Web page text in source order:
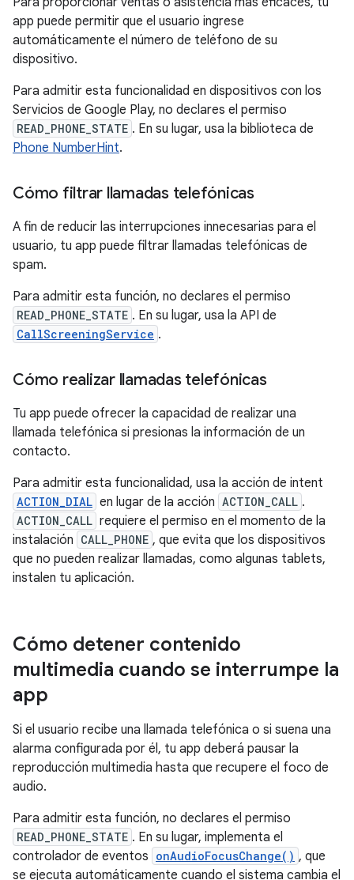
app puede permitir que el usuario ingrese
automáticamente el número de teléfono de su
dispositivo.
Para admitir esta funcionalidad en dispositivos con los
Servicios de Google Play, no declares el permiso
READ_PHONE_STATE . En su lugar, usa la biblioteca de
Phone NumberHint.
Cómo filtrar llamadas telefónicas
A fin de reducir las interrupciones innecesarias para el
usuario, tu app puede filtrar llamadas telefónicas de
spam.
Para admitir esta función, no declares el permiso
READ_PHONE_STATE . En su lugar, usa la API de
CallScreeningService .
Cómo realizar llamadas telefónicas
Tu app puede ofrecer la capacidad de realizar una
llamada telefónica si presionas la información de un
contacto.
Para admitir esta funcionalidad, usa la acción de intent
ACTION_DIAL en lugar de la acción ACTION_CALL .
ACTION_CALL requiere el permiso en el momento de la
instalación CALL_PHONE , que evita que los dispositivos
que no pueden realizar llamadas, como algunas tablets,
instalen tu aplicación.
Cómo detener contenido
multimedia cuando se interrumpe la
app
Si el usuario recibe una llamada telefónica o si suena una
alarma configurada por él, tu app deberá pausar la
reproducción multimedia hasta que recupere el foco de
audio.
Para admitir esta función, no declares el permiso
READ_PHONE_STATE . En su lugar, implementa el
controlador de eventos onAudioFocusChange() , que
se ejecuta automáticamente cuando el sistema cambia el